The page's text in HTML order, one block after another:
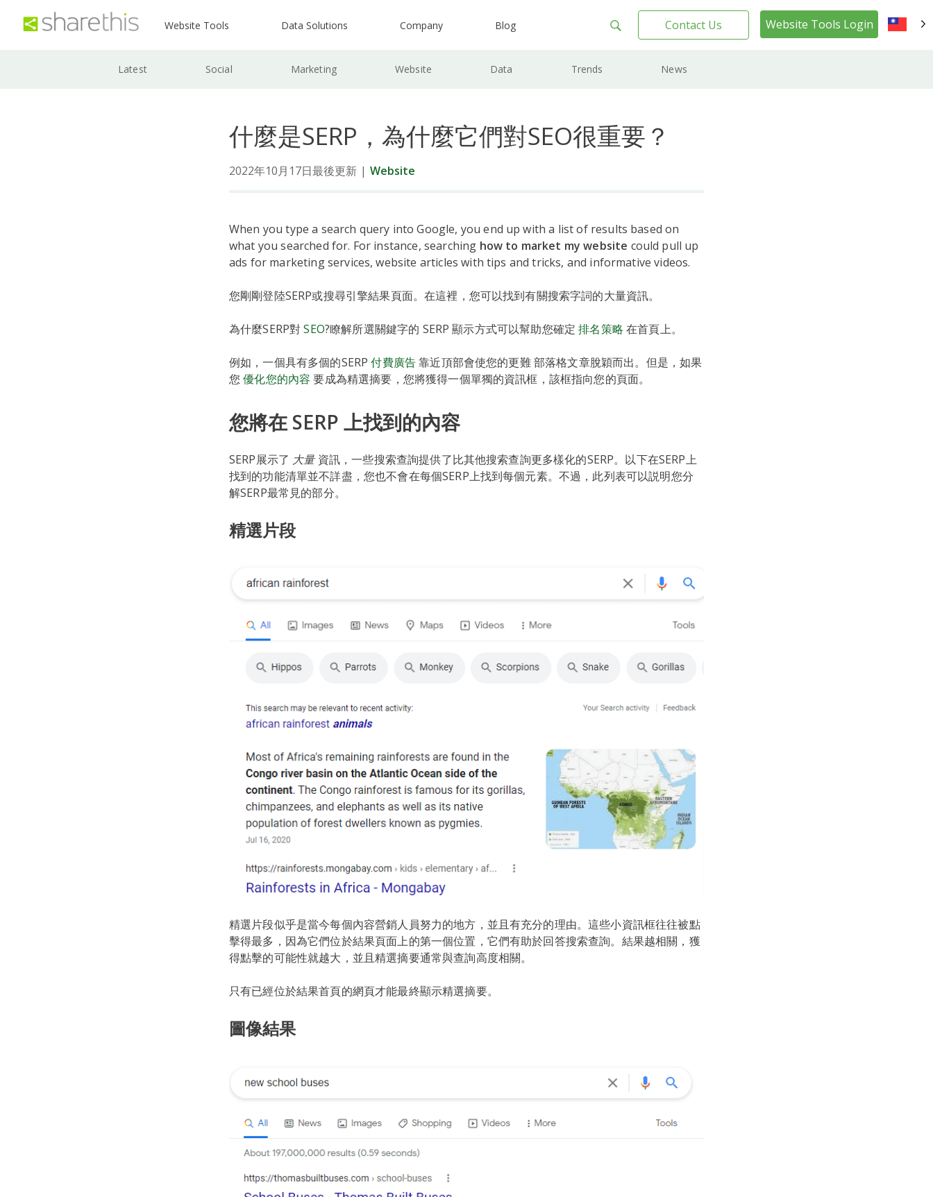
Website Tools Data Solutions Company Blog Contact Us Website Tools Login
Latest Social Marketing Website Data Trends News
什麼是SERP，為什麼它們對SEO很重要？
2022年10月17日最後更新 | Website
When you type a search query into Google, you end up with a list of results based on
what you searched for. For instance, searching how to market my website could pull up
ads for marketing services, website articles with tips and tricks, and informative videos.
您剛剛登陸SERP或搜尋引擎結果頁面。在這裡，您可以找到有關搜索字詞的大量資訊。
為什麼SERP對SEO?瞭解所選關鍵字的 SERP 顯示方式可以幫助您確定排名策略 在首頁上。
例如，一個具有多個的SERP付費廣告靠近頂部會使您的更難 部落格文章脫穎而出。但是，如果
您優化您的內容 要成為精選摘要，您將獲得一個單獨的資訊框，該框指向您的頁面。
您將在 SERP 上找到的內容
SERP展示了 大量資訊，一些搜索查詢提供了比其他搜索查詢更多樣化的SERP。以下在SERP上
找到的功能清單並不詳盡，您也不會在每個SERP上找到每個元素。不過，此列表可以説明您分
解SERP最常見的部分。
精選片段
精選片段似乎是當今每個內容營銷人員努力的地方，並且有充分的理由。這些小資訊框往往被點
擊得最多，因為它們位於結果頁面上的第一個位置，它們有助於回答搜索查詢。結果越相關，獲
得點擊的可能性就越大，並且精選摘要通常與查詢高度相關。
只有已經位於結果首頁的網頁才能最終顯示精選摘要。
圖像結果